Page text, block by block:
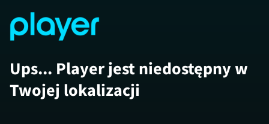
Ups... Player jest niedostępny w
Twojej lokalizacji